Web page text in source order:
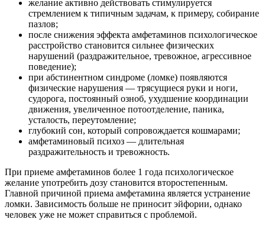
желание активно действовать стимулируется
стремлением к типичным задачам, к примеру, собирание
пазлов;
после снижения эффекта амфетаминов психологическое
расстройство становится сильнее физических
нарушений (раздражительное, тревожное, агрессивное
поведение);
при абстинентном синдроме (ломке) появляются
физические нарушения — трясущиеся руки и ноги,
судорога, постоянный озноб, ухудшение координации
движения, увеличенное потоотделение, паника,
усталость, переутомление;
глубокий сон, который сопровождается кошмарами;
амфетаминовый психоз — длительная
раздражительность и тревожность.
При приеме амфетаминов более 1 года психологическое
желание употребить дозу становится второстепенным.
Главной причиной приема амфетамина является устранение
ломки. Зависимость больше не приносит эйфории, однако
человек уже не может справиться с проблемой.